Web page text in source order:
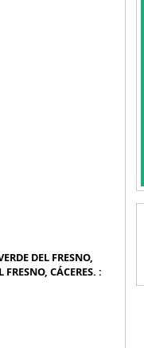
DEL FRESNO,
CÁCERES. :